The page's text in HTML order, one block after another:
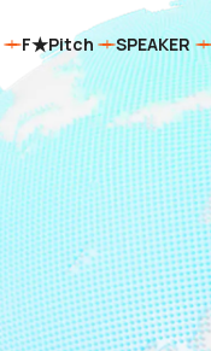
F★Pitch SPEAKER